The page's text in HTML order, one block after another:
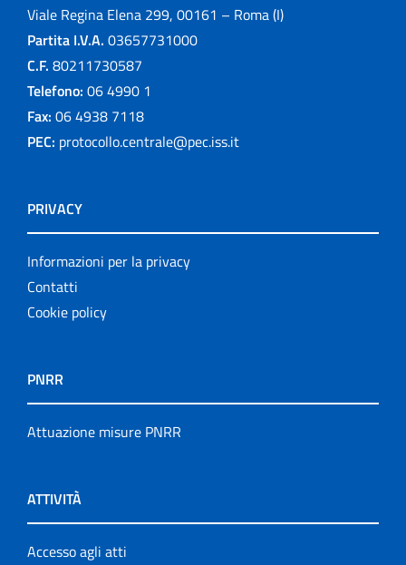
Viale Regina Elena 299, 00161 – Roma (I)
Partita I.V.A. 03657731000
C.F. 80211730587
Telefono: 06 4990 1
Fax: 06 4938 7118
PEC: protocollo.centrale@pec.iss.it
PRIVACY
Informazioni per la privacy
Contatti
Cookie policy
PNRR
Attuazione misure PNRR
ATTIVITÀ
Accesso agli atti